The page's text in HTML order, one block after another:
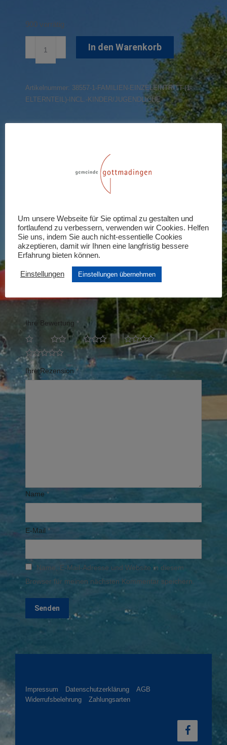
900 vorrätig
Elternteil)
incl.
Menge
In den Warenkorb
Artikelnummer: 38557-1-FAMILIEN-EINZELEINTRITT-(1-
ELTERNTEIL)-INCL.-KINDER/JUGENDLICHE
Share
on
LinkedIn
on
on
Schreiben Sie die erste Rezension für
„Familien-Einzeleintritt (1 Elternteil)
incl. Kinder/Jugendliche“
Ihre E-Mail-Adresse wird nicht veröffentlicht.
Ihre Bewertung *
Ihre Rezension *
Name *
E-Mail *
Name, E-Mail-Adresse und Website in diesem
Browser für meinen nächsten Kommentar speichern.
Impressum Datenschutzerklärung
AGB
Widerrufsbelehrung
Zahlungsarten
Um unsere Webseite für Sie optimal zu gestalten und
fortlaufend zu verbessern, verwenden wir Cookies. Helfen
Sie uns, indem Sie auch nicht-essentielle Cookies
akzeptieren, damit wir Ihnen eine langfristig bessere
Erfahrung bieten können.
Einstellungen Einstellungen übernehmen